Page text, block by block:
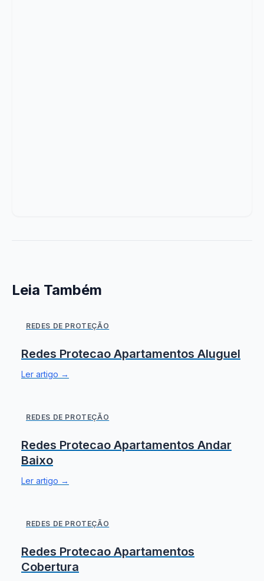
Leia Também
REDES DE PROTEÇÃO
Redes Protecao Apartamentos Aluguel
Ler artigo →
REDES DE PROTEÇÃO
Redes Protecao Apartamentos Andar
Baixo
Ler artigo →
REDES DE PROTEÇÃO
Redes Protecao Apartamentos
Cobertura